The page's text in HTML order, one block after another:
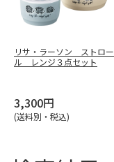
リサ・ラーソン ストロー
ル レンジ３点セット
3,300円
(送料別・税込)